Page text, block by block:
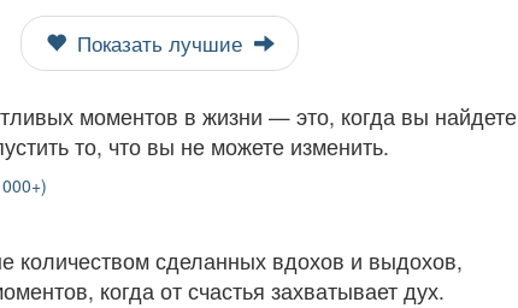
Показать лучшие
моментов в жизни — это, когда вы найдете
то, что вы не можете изменить.
количеством сделанных вдохов и выдохов,
когда от счастья захватывает дух.